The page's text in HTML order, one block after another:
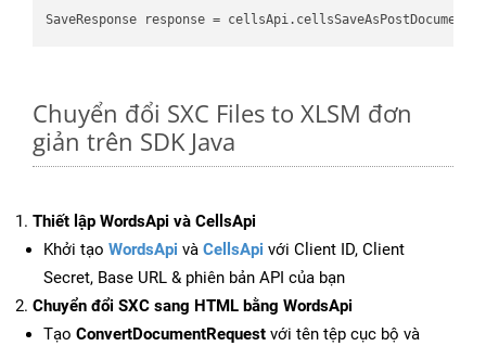
SaveResponse response =
Chuyển đổi SXC Files to XLSM đơn
giản trên SDK Java
Thiết lập WordsApi và CellsApi
Khởi tạo WordsApi và CellsApi với Client ID, Client
Secret, Base URL & phiên bản API của bạn
Chuyển đổi SXC sang HTML bằng WordsApi
Tạo ConvertDocumentRequest với tên tệp cục bộ và